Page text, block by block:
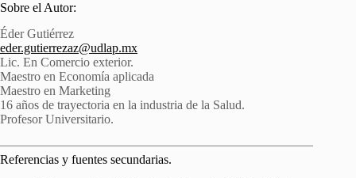
Sobre el Autor:
Éder Gutiérrez
eder.gutierrezaz@udlap.mx
Lic. En Comercio exterior.
Maestro en Economía aplicada
Maestro en Marketing
16 años de trayectoria en la industria de la Salud.
Profesor Universitario.
Referencias y fuentes secundarias.